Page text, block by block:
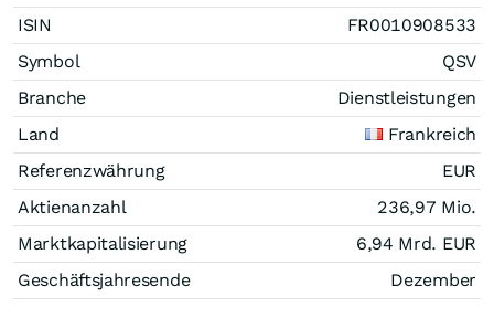
ISIN
FR0010908533
Symbol
QSV
Branche
Dienstleistungen
Land
Frankreich
Referenzwährung
EUR
Aktienanzahl
236,97 Mio.
Marktkapitalisierung
6,94 Mrd. EUR
Geschäftsjahresende
Dezember